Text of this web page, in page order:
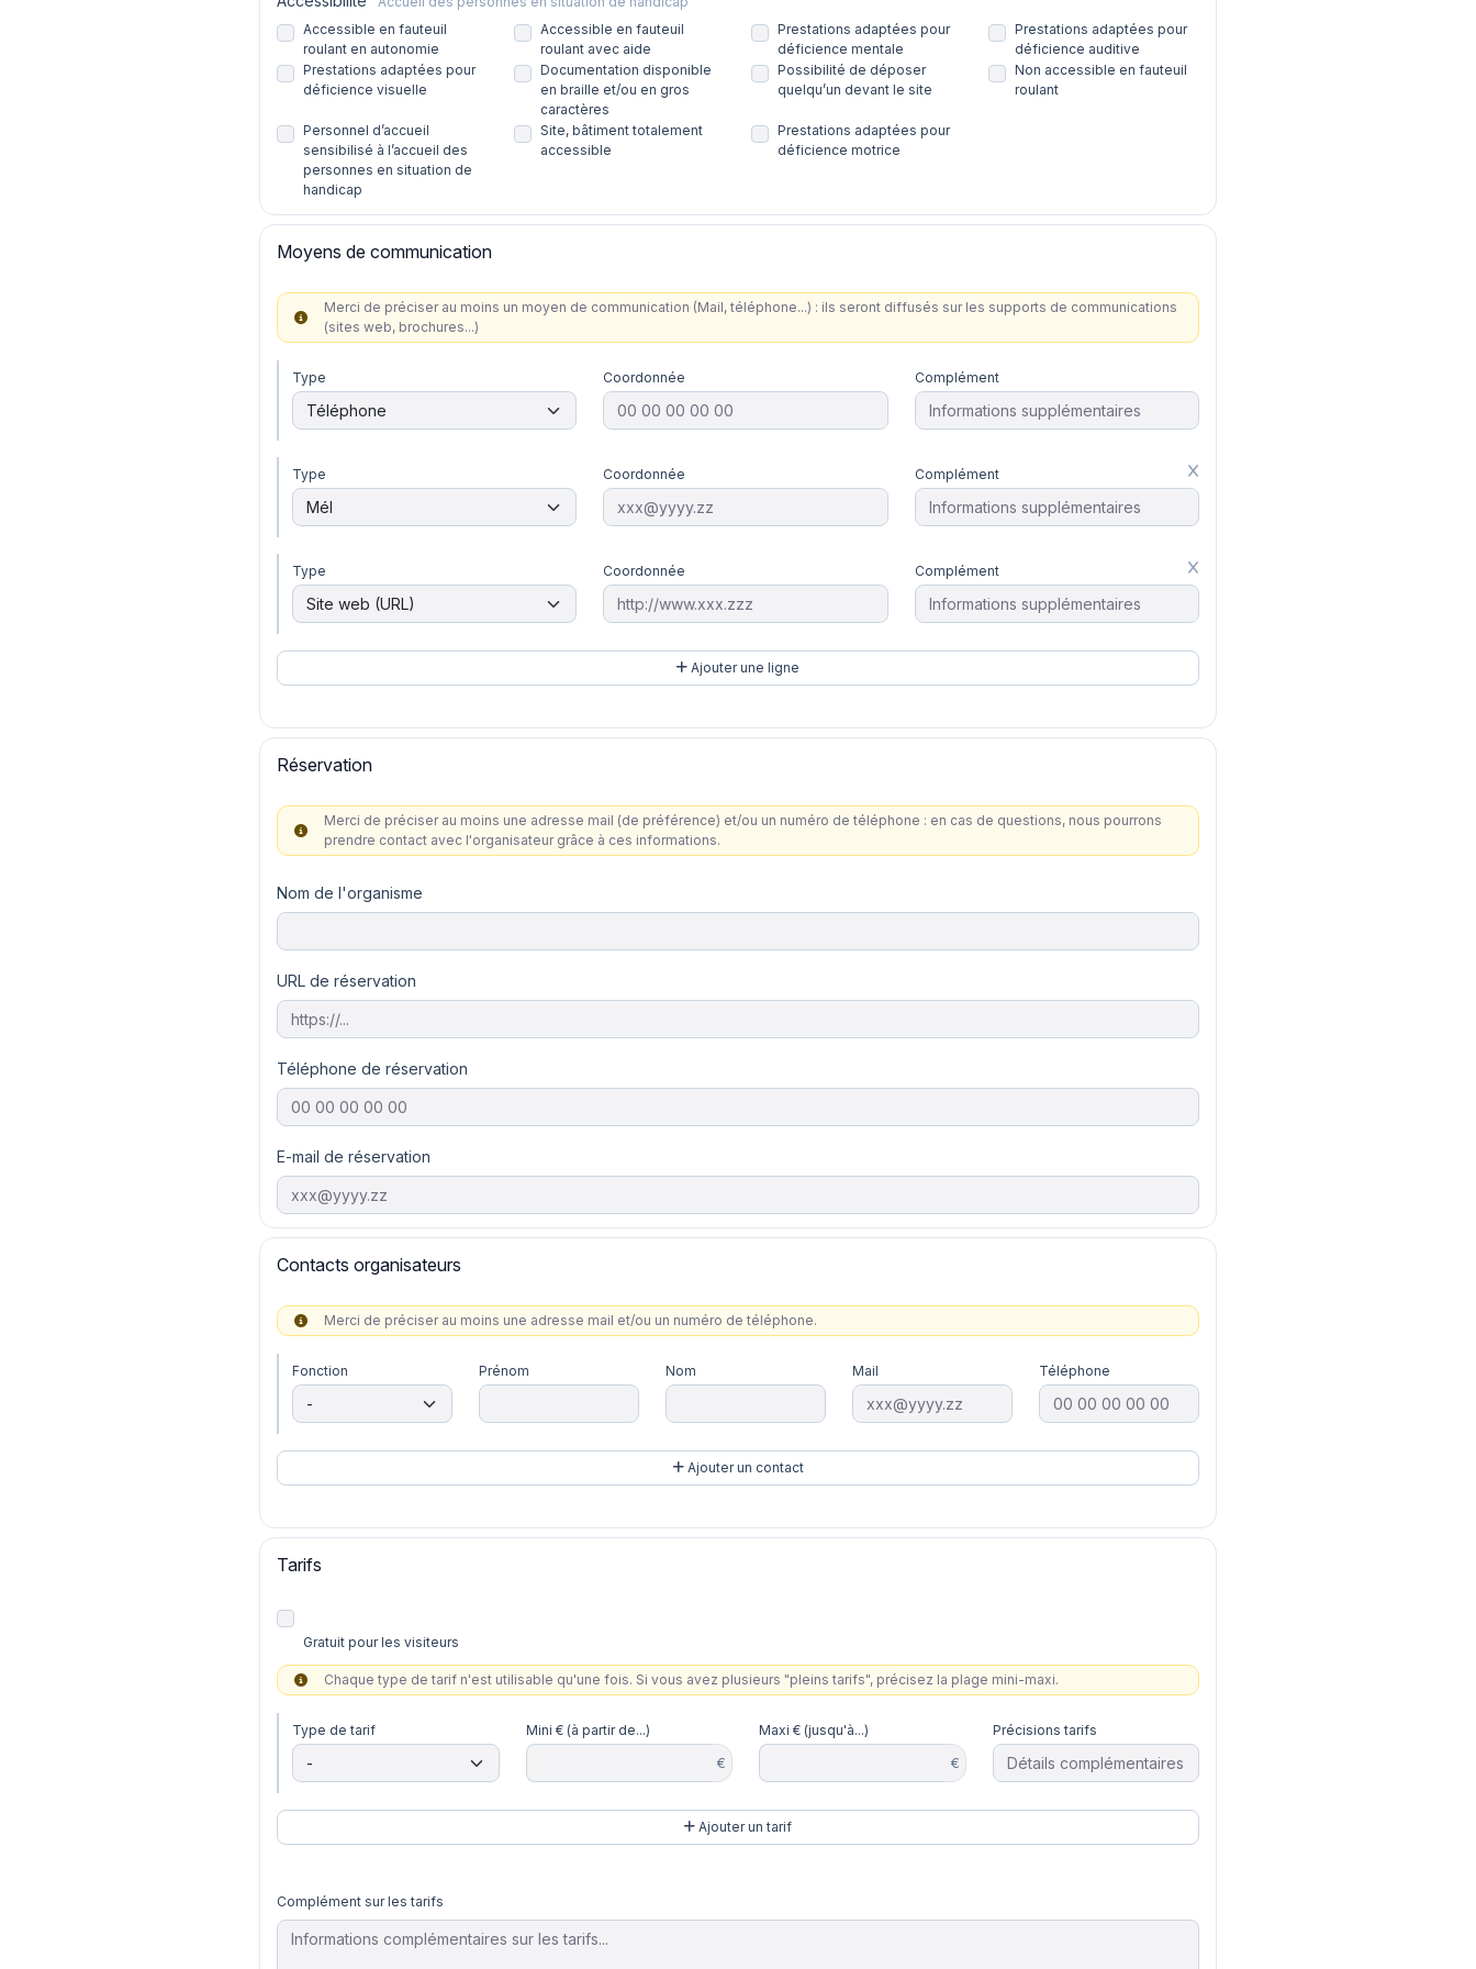
Accessible en fauteuil
roulant en autonomie
Accessible en fauteuil
roulant avec aide
Prestations adaptées pour
déficience mentale
Prestations adaptées pour
déficience auditive
Prestations adaptées pour
déficience visuelle
Documentation disponible
en braille et/ou en gros
caractères
Possibilité de déposer
quelqu’un devant le site
Non accessible en fauteuil
roulant
Personnel d’accueil
sensibilisé à l’accueil des
personnes en situation de
handicap
Site, bâtiment totalement
accessible
Prestations adaptées pour
déficience motrice
Moyens de communication
Merci de préciser au moins un moyen de communication (Mail, téléphone...) : ils seront diffusés sur les supports de communications
(sites web, brochures...)
Type Coordonnée Complément
Type Coordonnée Complément
Type Coordonnée Complément
Ajouter une ligne
Réservation
Merci de préciser au moins une adresse mail (de préférence) et/ou un numéro de téléphone : en cas de questions, nous pourrons
prendre contact avec l'organisateur grâce à ces informations.
Nom de l'organisme
URL de réservation
Téléphone de réservation
E-mail de réservation
Contacts organisateurs
Merci de préciser au moins une adresse mail et/ou un numéro de téléphone.
Fonction Prénom Nom Mail Téléphone
Ajouter un contact
Tarifs
Gratuit pour les visiteurs
Chaque type de tarif n'est utilisable qu'une fois. Si vous avez plusieurs "pleins tarifs", précisez la plage mini-maxi.
Type de tarif
Mini € (à partir de...)
€
Maxi € (jusqu'à...)
€
Précisions tarifs
Ajouter un tarif
Complément sur les tarifs